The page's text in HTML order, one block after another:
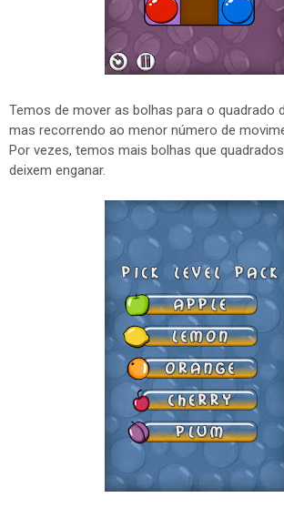
Temos de mover as bolhas para o quadrado
mas recorrendo ao menor número de
Por vezes, temos mais bolhas que
deixem enganar.